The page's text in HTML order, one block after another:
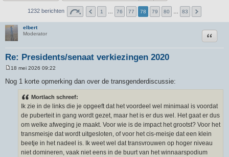
1232 berichten 1 76 77 78 79 80 83
elbert
Moderator
Re: Presidents/senaat verkiezingen 2020
Citeer
r
18 mei 2026 09:22
Nog 1 korte opmerking dan over de transgenderdiscussie:
Mortlach schreef:
Ik zie in de links die je opgeeft dat het voordeel wel minimaal is voordat
de puberteit in gang wordt gezet, maar het is er dus wel. Het gaat er dus
om welke afweging je maakt. Voor wie is de impact het grootst? Voor het
transmeisje dat wordt uitgesloten, of voor het cis-meisje dat een klein
beetje in het nadeel is. Ik weet wel dat transvrouwen op hoger niveau
niet domineren, vaak niet eens in de buurt van het winnaarspodium